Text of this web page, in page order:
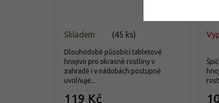
Skladem (45 ks)
119 Kč
Dlouhodobě působící tabletové
hnojivo pro okrasné rostliny v
zahradě i v nádobách postupně
uvolňuje...